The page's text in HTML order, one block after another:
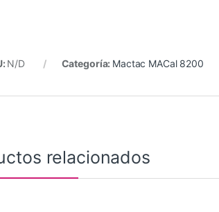
N/D Categoría: Mactac MACal 8200
relacionados